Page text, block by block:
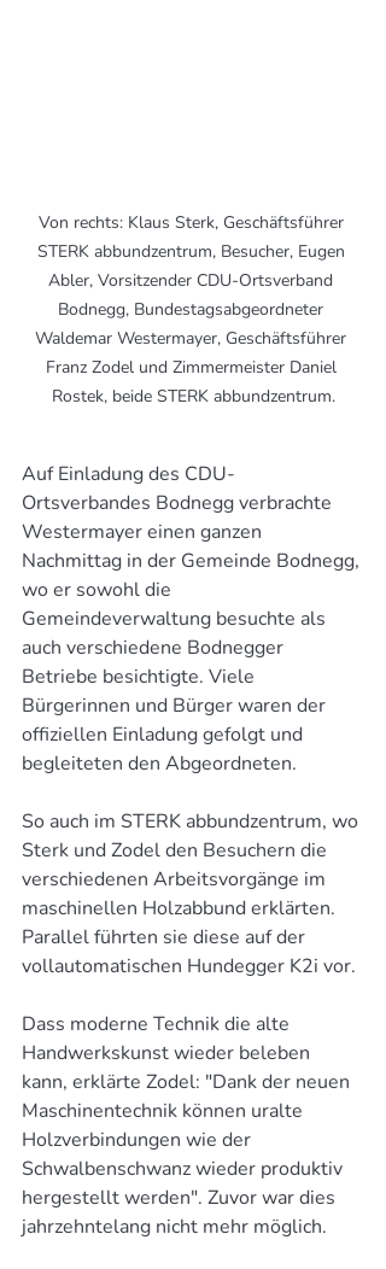
Von rechts: Klaus Sterk, Geschäftsführer
STERK abbundzentrum, Besucher, Eugen
Abler, Vorsitzender CDU-Ortsverband
Bodnegg, Bundestagsabgeordneter
Waldemar Westermayer, Geschäftsführer
Franz Zodel und Zimmermeister Daniel
Rostek, beide STERK abbundzentrum.
Auf Einladung des CDU-
Ortsverbandes Bodnegg verbrachte
Westermayer einen ganzen
Nachmittag in der Gemeinde Bodnegg,
wo er sowohl die
Gemeindeverwaltung besuchte als
auch verschiedene Bodnegger
Betriebe besichtigte. Viele
Bürgerinnen und Bürger waren der
offiziellen Einladung gefolgt und
begleiteten den Abgeordneten.
So auch im STERK abbundzentrum, wo
Sterk und Zodel den Besuchern die
verschiedenen Arbeitsvorgänge im
maschinellen Holzabbund erklärten.
Parallel führten sie diese auf der
vollautomatischen Hundegger K2i vor.
Dass moderne Technik die alte
Handwerkskunst wieder beleben
kann, erklärte Zodel: "Dank der neuen
Maschinentechnik können uralte
Holzverbindungen wie der
Schwalbenschwanz wieder produktiv
hergestellt werden". Zuvor war dies
jahrzehntelang nicht mehr möglich.